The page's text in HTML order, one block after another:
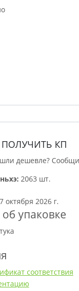
ПОЛУЧИТЬ КП
дешевле?
2063 шт.
7 октября 2026 г.
упаковке
соответствия